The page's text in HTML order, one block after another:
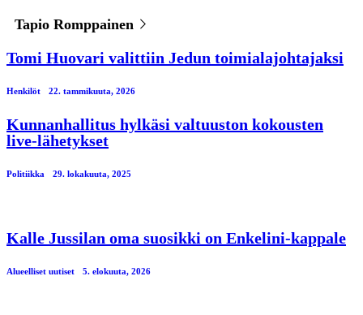
Tapio Romppainen
Tomi Huovari valittiin Jedun toimialajohtajaksi
Henkilöt 22. tammikuuta, 2026
Kunnanhallitus hylkäsi valtuuston kokousten
live-lähetykset
Politiikka 29. lokakuuta, 2025
Kalle Jussilan oma suosikki on Enkelini-kappale
Alueelliset uutiset 5. elokuuta, 2026